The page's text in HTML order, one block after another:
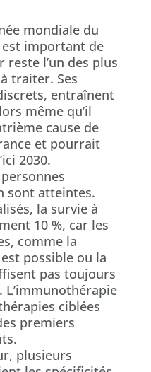
mondiale du
est important de
reste l’un des plus
traiter. Ses
entraînent
même qu’il
cause de
et pourrait
2030.
sont atteintes.
la survie à
10 %, car les
comme la
possible ou la
pas toujours
ciblées
premiers
plusieurs